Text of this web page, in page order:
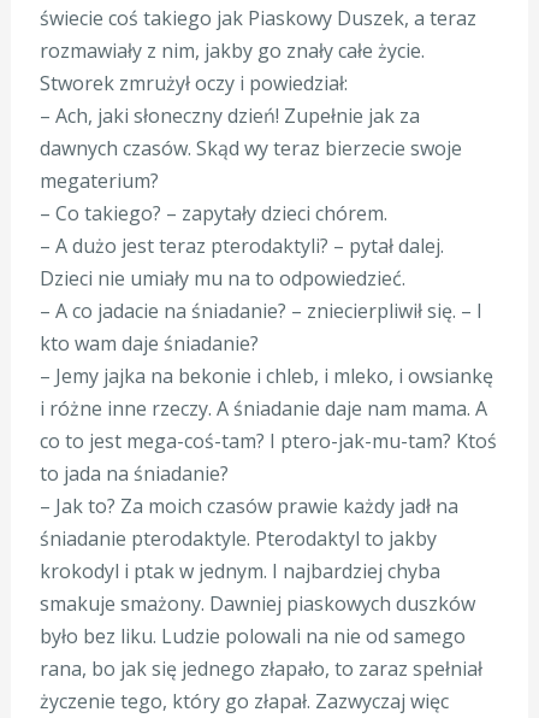
świecie coś takiego jak Piaskowy Duszek, a teraz
rozmawiały z nim, jakby go znały całe życie.
Stworek zmrużył oczy i powiedział:
– Ach, jaki słoneczny dzień! Zupełnie jak za
dawnych czasów. Skąd wy teraz bierzecie swoje
megaterium?
– Co takiego? – zapytały dzieci chórem.
– A dużo jest teraz pterodaktyli? – pytał dalej.
Dzieci nie umiały mu na to odpowiedzieć.
– A co jadacie na śniadanie? – zniecierpliwił się. – I
kto wam daje śniadanie?
– Jemy jajka na bekonie i chleb, i mleko, i owsiankę
i różne inne rzeczy. A śniadanie daje nam mama. A
co to jest mega-coś-tam? I ptero-jak-mu-tam? Ktoś
to jada na śniadanie?
– Jak to? Za moich czasów prawie każdy jadł na
śniadanie pterodaktyle. Pterodaktyl to jakby
krokodyl i ptak w jednym. I najbardziej chyba
smakuje smażony. Dawniej piaskowych duszków
było bez liku. Ludzie polowali na nie od samego
rana, bo jak się jednego złapało, to zaraz spełniał
życzenie tego, który go złapał. Zazwyczaj więc